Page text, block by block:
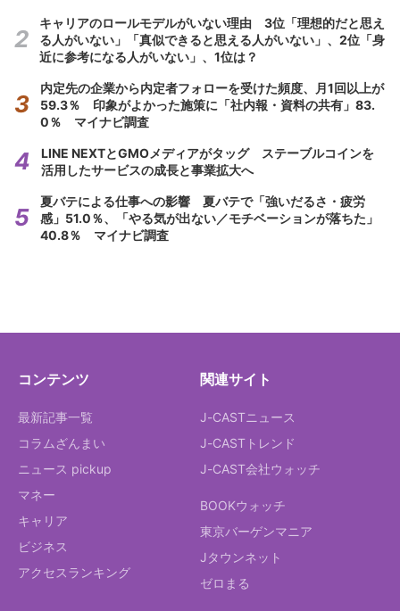
キャリアのロールモデルがいない理由 3位「理想的だと思え
る人がいない」「真似できると思える人がいない」、2位「身
近に参考になる人がいない」、1位は？
内定先の企業から内定者フォローを受けた頻度、月1回以上が
59.3％ 印象がよかった施策に「社内報・資料の共有」83.
0％ マイナビ調査
LINE NEXTとGMOメディアがタッグ ステーブルコインを
活用したサービスの成長と事業拡大へ
夏バテによる仕事への影響 夏バテで「強いだるさ・疲労
感」51.0％、「やる気が出ない／モチベーションが落ちた」
40.8％ マイナビ調査
コンテンツ
最新記事一覧
コラムざんまい
ニュース pickup
マネー
キャリア
ビジネス
アクセスランキング
関連サイト
J-CASTニュース
J-CASTトレンド
J-CAST会社ウォッチ
BOOKウォッチ
東京バーゲンマニア
Jタウンネット
ゼロまる